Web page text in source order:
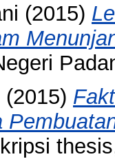
(2015)
(2015)